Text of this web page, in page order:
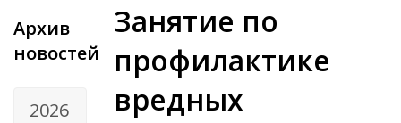
Архив
новостей
2026
Занятие по
профилактике
вредных